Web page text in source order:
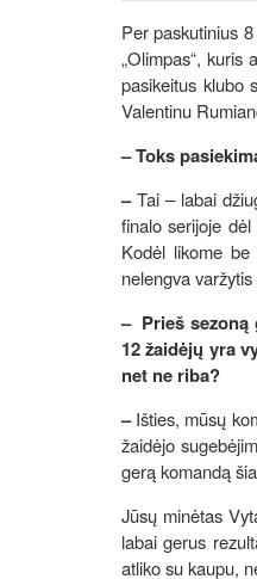
Per paskutinius
„Olimpas“, kuris
pasikeitus klubo
Valentinu
– Toks
–Tai – labai
finalo serijoje dėl
Kodėl likome
nelengva
– Prieš sezoną
12 žaidėjų yra
net ne riba?
–Išties, mūsų
žaidėjo
gerą komandą
Jūsų minėtas
labai gerus
atliko su kaupu,